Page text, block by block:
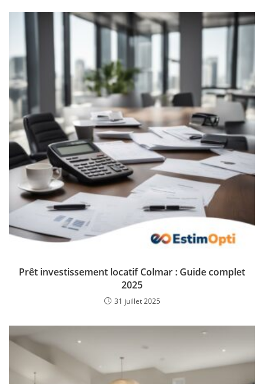
Prêt investissement locatif Colmar : Guide complet
2025
31 juillet 2025